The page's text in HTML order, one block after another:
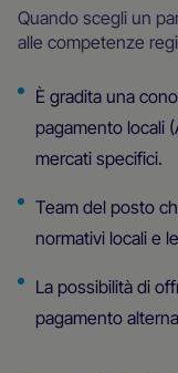
Quando scegli un
alle competenze
È gradita una
pagamento locali
mercati specifici.
Team del posto
normativi locali e
La possibilità di
pagamento